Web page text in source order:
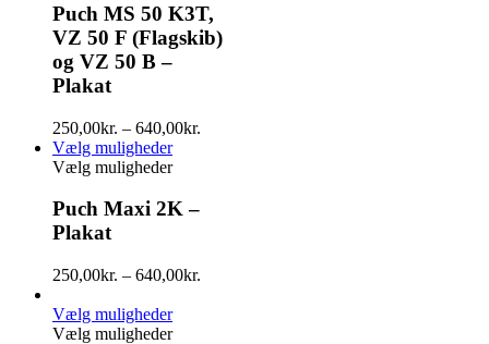
Puch MS 50 K3T,
VZ 50 F (Flagskib)
og VZ 50 B –
Plakat
250,00kr. – 640,00kr.
Vælg muligheder
Vælg muligheder
Puch Maxi 2K –
Plakat
250,00kr. – 640,00kr.
Vælg muligheder
Vælg muligheder